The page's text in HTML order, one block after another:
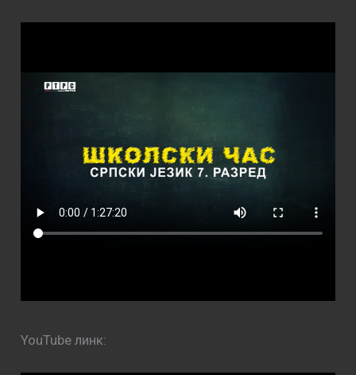
YouTube линк: